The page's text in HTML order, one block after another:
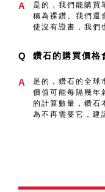
A
是的，我們能購買
稱為裸鑽。我們還
使沒有證書，我們
Q 鑽石的購買價格
A
是的，鑽石的全球
價值可能每隔幾年
的計算數量，鑽石
為不再需要它，建